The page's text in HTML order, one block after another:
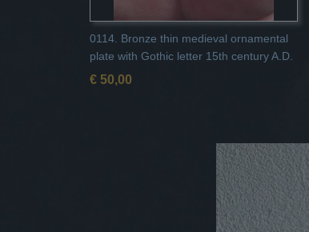
0114. Bronze thin medieval ornamental
plate with Gothic letter 15th century A.D.
€ 50,00